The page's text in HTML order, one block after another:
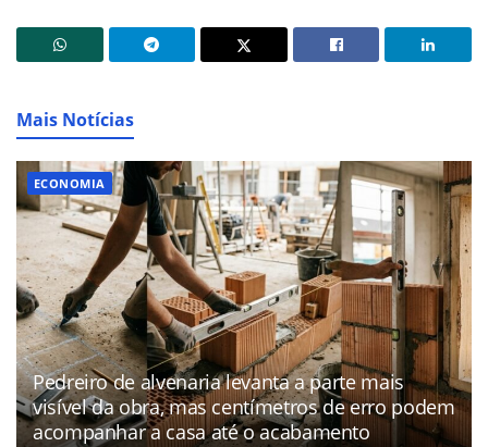
Mais Notícias
ECONOMIA
Pedreiro de alvenaria levanta a parte mais
visível da obra, mas centímetros de erro podem
acompanhar a casa até o acabamento